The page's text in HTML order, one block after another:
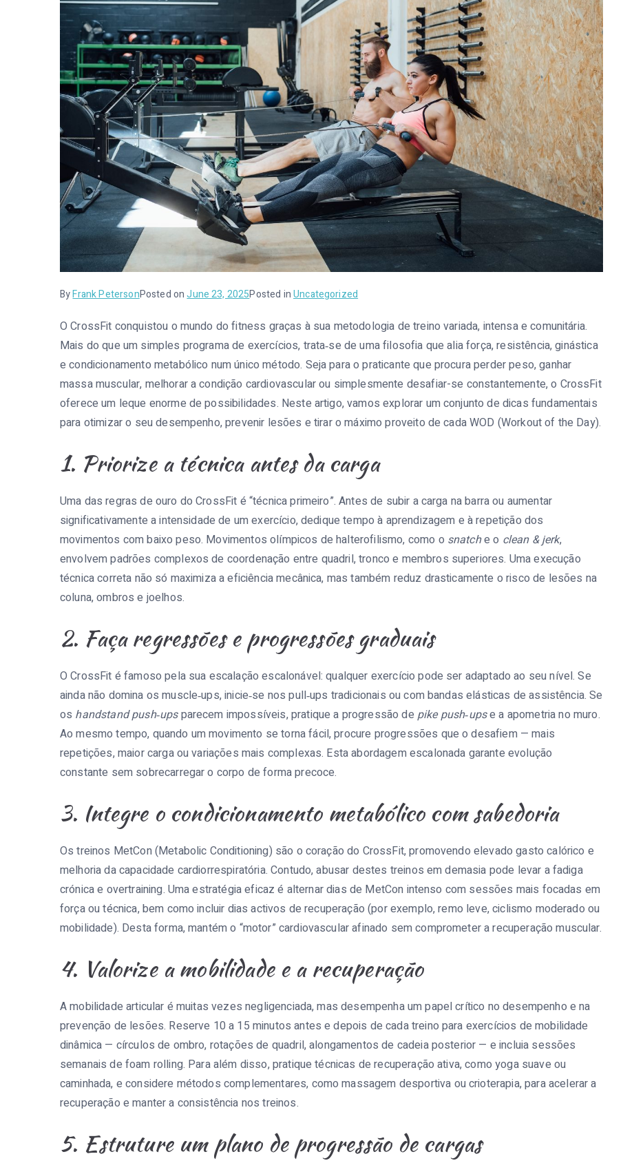
ByFrank PetersonPosted onJune 23, 2025Posted inUncategorized
O CrossFit conquistou o mundo do fitness graças à sua metodologia de treino variada, intensa e comunitária.
Mais do que um simples programa de exercícios, trata‑se de uma filosofia que alia força, resistência, ginástica
e condicionamento metabólico num único método. Seja para o praticante que procura perder peso, ganhar
massa muscular, melhorar a condição cardiovascular ou simplesmente desafiar-se constantemente, o CrossFit
oferece um leque enorme de possibilidades. Neste artigo, vamos explorar um conjunto de dicas fundamentais
para otimizar o seu desempenho, prevenir lesões e tirar o máximo proveito de cada WOD (Workout of the Day).
1. Priorize a técnica antes da carga
Uma das regras de ouro do CrossFit é “técnica primeiro”. Antes de subir a carga na barra ou aumentar
significativamente a intensidade de um exercício, dedique tempo à aprendizagem e à repetição dos
movimentos com baixo peso. Movimentos olímpicos de halterofilismo, como o snatche o clean & jerk,
envolvem padrões complexos de coordenação entre quadril, tronco e membros superiores. Uma execução
técnica correta não só maximiza a eficiência mecânica, mas também reduz drasticamente o risco de lesões na
coluna, ombros e joelhos.
2. Faça regressões e progressões graduais
O CrossFit é famoso pela sua escalação escalonável: qualquer exercício pode ser adaptado ao seu nível. Se
ainda não domina os muscle‑ups, inicie‑se nos pull‑ups tradicionais ou com bandas elásticas de assistência. Se
os handstand push‑upsparecem impossíveis, pratique a progressão de pike push‑upse a apometria no muro.
Ao mesmo tempo, quando um movimento se torna fácil, procure progressões que o desafiem — mais
repetições, maior carga ou variações mais complexas. Esta abordagem escalonada garante evolução
constante sem sobrecarregar o corpo de forma precoce.
3. Integre o condicionamento metabólico com sabedoria
Os treinos MetCon (Metabolic Conditioning) são o coração do CrossFit, promovendo elevado gasto calórico e
melhoria da capacidade cardiorrespiratória. Contudo, abusar destes treinos em demasia pode levar a fadiga
crónica e overtraining. Uma estratégia eficaz é alternar dias de MetCon intenso com sessões mais focadas em
força ou técnica, bem como incluir dias activos de recuperação (por exemplo, remo leve, ciclismo moderado ou
mobilidade). Desta forma, mantém o “motor” cardiovascular afinado sem comprometer a recuperação muscular.
4. Valorize a mobilidade e a recuperação
A mobilidade articular é muitas vezes negligenciada, mas desempenha um papel crítico no desempenho e na
prevenção de lesões. Reserve 10 a 15 minutos antes e depois de cada treino para exercícios de mobilidade
dinâmica — círculos de ombro, rotações de quadril, alongamentos de cadeia posterior — e incluia sessões
semanais de foam rolling. Para além disso, pratique técnicas de recuperação ativa, como yoga suave ou
caminhada, e considere métodos complementares, como massagem desportiva ou crioterapia, para acelerar a
recuperação e manter a consistência nos treinos.
5. Estruture um plano de progressão de cargas